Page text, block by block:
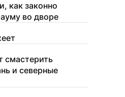
как законно
во дворе
смастерить
и северные